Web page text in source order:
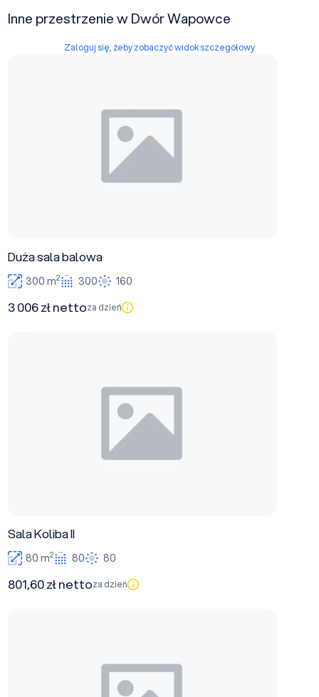
Inne przestrzenie w Dwór Wapowce
Zaloguj się, żeby zobaczyć widok szczegółowy
Duża sala balowa
300 m2 300 160
3 006 zł nettoza dzień
Sala Koliba II
80 m2 80 80
801,60 zł nettoza dzień